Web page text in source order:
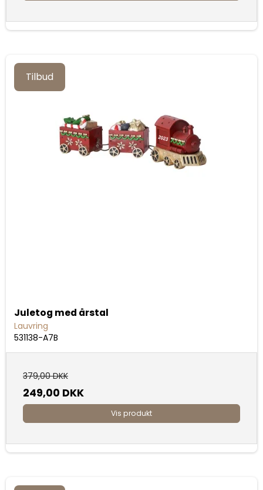
Tilbud
Juletog med årstal
Lauvring
531138-A7B
379,00 DKK
249,00 DKK
Vis produkt